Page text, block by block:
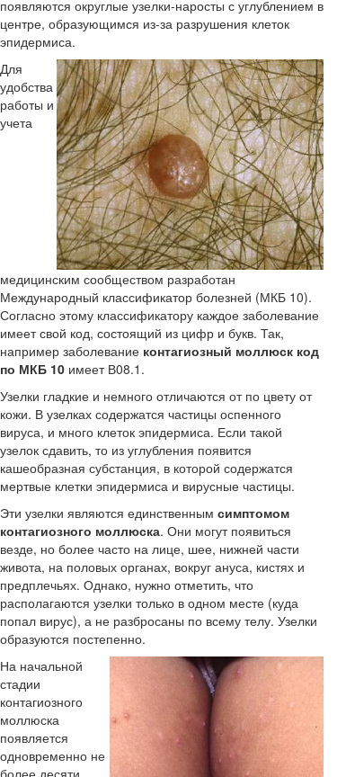
появляются округлые узелки-наросты с углублением в
центре, образующимся из-за разрушения клеток
эпидермиса.
Для
удобства
работы и
учета
медицинским сообществом разработан
Международный классификатор болезней (МКБ 10).
Согласно этому классификатору каждое заболевание
имеет свой код, состоящий из цифр и букв. Так,
например заболевание контагиозный моллюск код
по МКБ 10 имеет В08.1.
Узелки гладкие и немного отличаются от по цвету от
кожи. В узелках содержатся частицы оспенного
вируса, и много клеток эпидермиса. Если такой
узелок сдавить, то из углубления появится
кашеобразная субстанция, в которой содержатся
мертвые клетки эпидермиса и вирусные частицы.
Эти узелки являются единственным симптомом
контагиозного моллюска. Они могут появиться
везде, но более часто на лице, шее, нижней части
живота, на половых органах, вокруг ануса, кистях и
предплечьях. Однако, нужно отметить, что
располагаются узелки только в одном месте (куда
попал вирус), а не разбросаны по всему телу. Узелки
образуются постепенно.
На начальной
стадии
контагиозного
моллюска
появляется
одновременно не
более десяти